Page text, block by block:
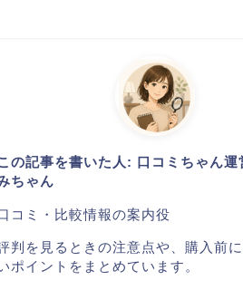
の記事を書いた人: 口コミちゃん運
ちゃん
コミ・比較情報の案内役
判を見るときの注意点や、購入前
ポイントをまとめています。